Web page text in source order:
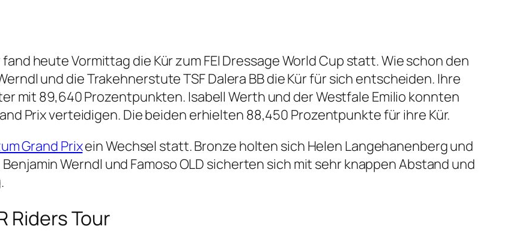
heute Vormittag die Kür zum FEI Dressage World Cup statt. Wie schon den
und die Trakehnerstute TSF Dalera BB die Kür für sich entscheiden. Ihre
mit 89,640 Prozentpunkten. Isabell Werth und der Westfale Emilio konnten
Prix verteidigen. Die beiden erhielten 88,450 Prozentpunkte für ihre Kür.
Grand Prixein Wechsel statt. Bronze holten sich Helen Langehanenberg und
Werndl und Famoso OLD sicherten sich mit sehr knappen Abstand und
Riders Tour